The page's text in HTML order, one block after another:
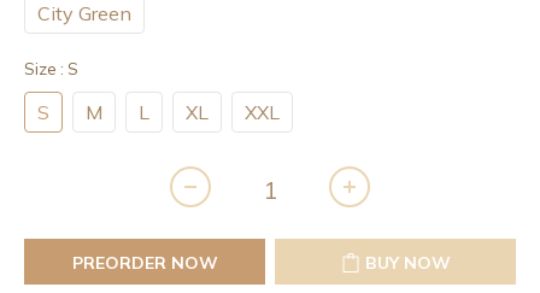
City Green
Size : S
S M L XL XXL
PREORDER NOW BUY NOW